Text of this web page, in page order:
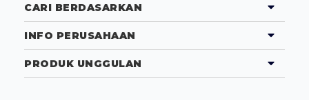
CARI BERDASARKAN
INFO PERUSAHAAN
PRODUK UNGGULAN